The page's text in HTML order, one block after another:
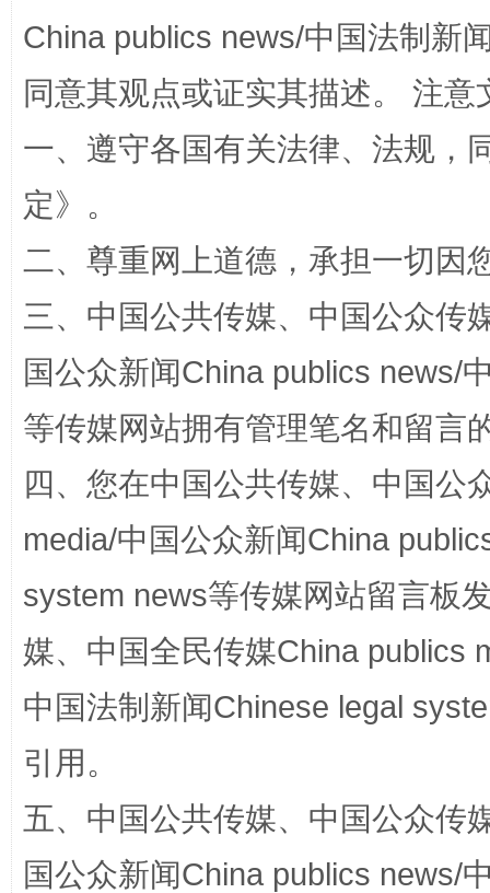
阿坝州三大球赛在茂县开幕 规模
国家大学科技园优化重塑工作
China publics news/中国法制新
同意其观点或证实其描述。 注
一、遵守各国有关法律、法规，
定》。
二、尊重网上道德，承担一切因
三、中国公共传媒、中国公众传
国公众新闻China publics news/
等传媒网站拥有管理笔名和留言
四、您在中国公共传媒、中国公
media/中国公众新闻China
system news等传媒网站留言板
媒、中国全民传媒China publics
中国法制新闻Chinese legal
引用。
五、中国公共传媒、中国公众传
国公众新闻China publics news/